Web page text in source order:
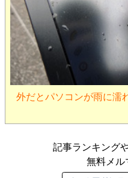
外だとパソコンが雨に濡
記事ランキング
無料メル